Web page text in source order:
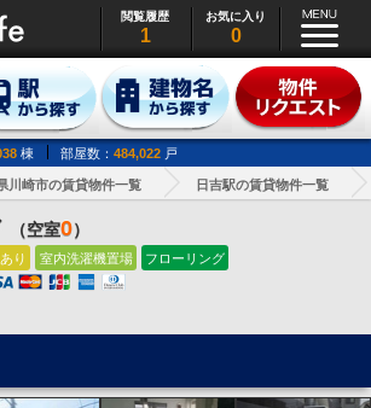
閲覧履歴
1
お気に入り
0
棟 部屋数： 484,022 戸
川崎市の賃貸物件一覧 日吉駅の賃貸物件一覧
（空室0）
り 室内洗濯機置場 フローリング